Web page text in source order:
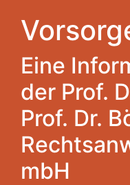
Eine
der Prof.
Prof. Dr.
mbH